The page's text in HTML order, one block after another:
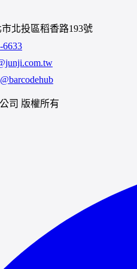
市北投區稻香路193號
6633
司 版權所有